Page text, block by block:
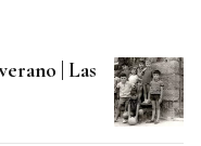
| Las